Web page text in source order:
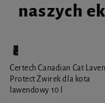
naszych
Certech Canadian Cat
Protect Żwirek dla kota
lawendowy 10 l